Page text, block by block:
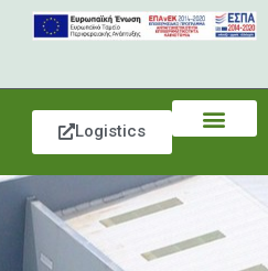
Logistics